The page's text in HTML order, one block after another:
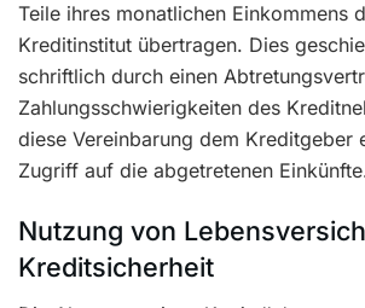
Teile ihres monatlichen Einkommens
Kreditinstitut übertragen. Dies
schriftlich durch einen
Zahlungsschwierigkeiten des
diese Vereinbarung dem Kreditgeber
Zugriff auf die abgetretenen
Nutzung von
Kreditsicherheit